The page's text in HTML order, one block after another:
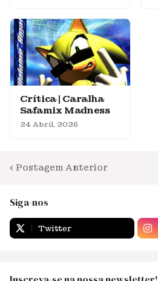
Crítica | Caralha
Safamix Madness
24 Abril, 2026
Postagem Anterior
Siga-nos
Twitter